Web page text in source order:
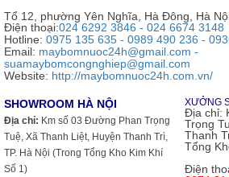
Tổ 12, phường Yên Nghĩa, Hà Đông, Hà
Điện thoại:024 6292 3846 - 024 6674 3148
Hotline: 0975 135 635 - 0989 490 236 -
Email: maybomnuoc24h@gmail.com -
suamaybomcongnghiep@gmail.com
Website: http://maybomnuoc24h.com.vn/
SHOWROOM HÀ NỘI
Địa chỉ: Km số 03 Đường Phan Trọng
Tuệ, Xã Thanh Liệt, Huyện Thanh Trì,
TP. Hà Nội (Trong Tổng Kho Kim Khí
Số 1)
XƯỞNG
Địa chỉ:
Trọng
Thanh
Tổng
Điện